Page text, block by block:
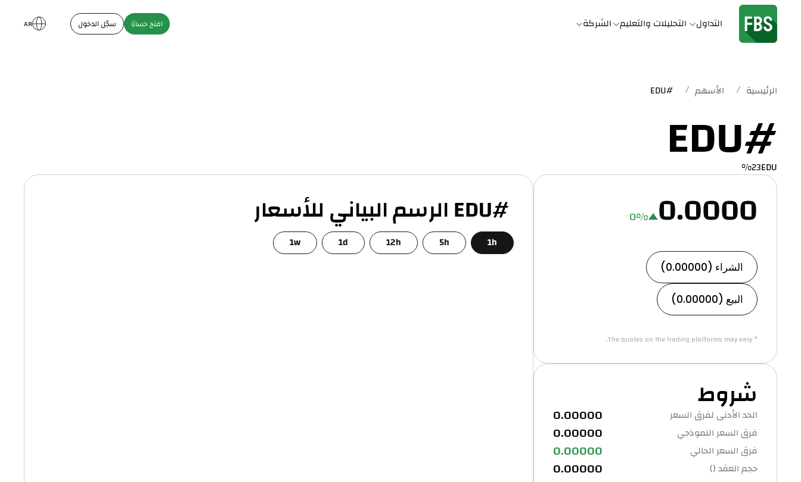
التداول التحليلات والتعليم الشركة افتح حسابًا سجّل الدخول AR
الرئيسية / الأسهم /
#EDU
#EDU
%23EDU
0.0000
0%
الشراء (0.00000)
البيع (0.00000)
* The quotes on the trading platforms may vary.
شروط
الحد الأدنى لفرق السعر 0.00000
فرق السعر النموذجي 0.00000
فرق السعر الحالي 0.00000
حجم العقد () 0.00000
#EDU الرسم البياني للأسعار
1h
5h
12h
1d
1w